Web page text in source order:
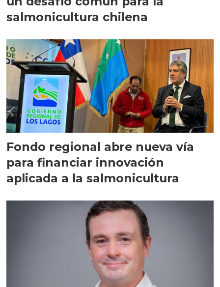
salmonicultura chilena
Fondo regional abre nueva vía
para financiar innovación
aplicada a la salmonicultura